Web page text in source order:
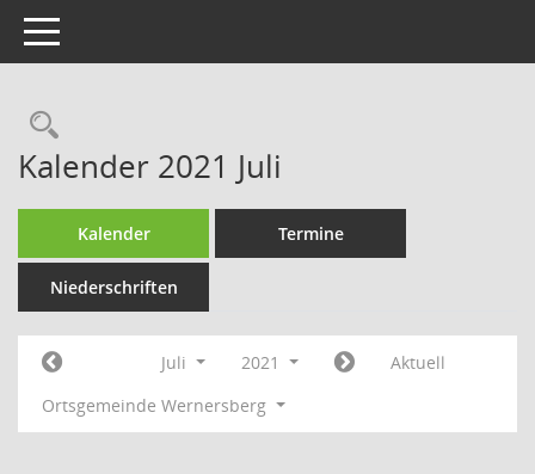
Toggle navigation
Rechercheauswahl
Kalender 2021 Juli
Kalender Termine
Niederschriften
Juli 2021
Aktuell
Ortsgemeinde Wernersberg